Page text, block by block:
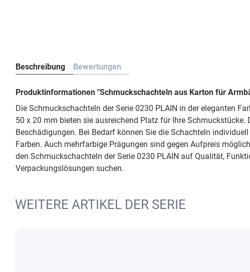
Beschreibung Bewertungen
Produktinformationen "Schmuckschachteln aus Karton für
Die Schmuckschachteln der Serie 0230 PLAIN in der eleganten
50 x 20 mm bieten sie ausreichend Platz für Ihre
Beschädigungen. Bei Bedarf können Sie die Schachteln
Farben. Auch mehrfarbige Prägungen sind gegen Aufpreis
den Schmuckschachteln der Serie 0230 PLAIN auf Qualität,
Verpackungslösungen suchen.
WEITERE ARTIKEL DER SERIE